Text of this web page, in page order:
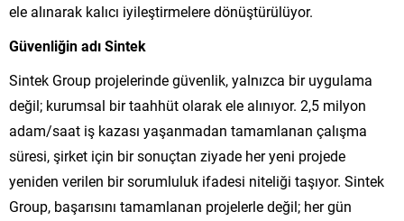
ele alınarak kalıcı iyileştirmelere dönüştürülüyor.
Güvenliğin adı Sintek
Sintek Group projelerinde güvenlik, yalnızca bir uygulama
değil; kurumsal bir taahhüt olarak ele alınıyor. 2,5 milyon
adam/saat iş kazası yaşanmadan tamamlanan çalışma
süresi, şirket için bir sonuçtan ziyade her yeni projede
yeniden verilen bir sorumluluk ifadesi niteliği taşıyor. Sintek
Group, başarısını tamamlanan projelerle değil; her gün